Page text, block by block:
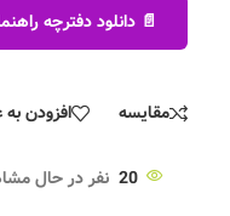
📄 دانلود دفترچه
مقایسه افزودن
20 نفر در حال